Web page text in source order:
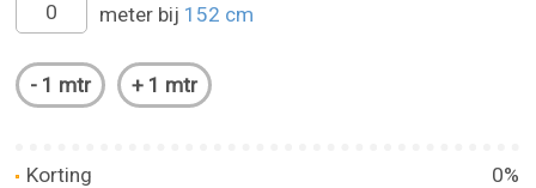
meter bij 152 cm
Korting
0%